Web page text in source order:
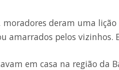
moradores deram uma
amarrados pelos
em casa na região da